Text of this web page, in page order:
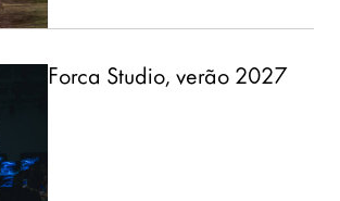
Forca Studio, verão 2027